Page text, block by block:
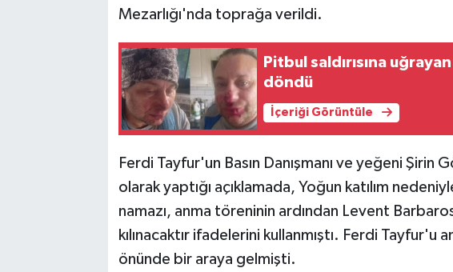
Mezarlığı'nda toprağa verildi.
Pitbul saldırısına
döndü
İçeriği Görüntüle
Ferdi Tayfur'un Basın Danışmanı ve yeğeni Şirin
olarak yaptığı açıklamada, Yoğun katılım
namazı, anma töreninin ardından Levent
kılınacaktır ifadelerini kullanmıştı. Ferdi Tayfur'u
önünde bir araya gelmişti.